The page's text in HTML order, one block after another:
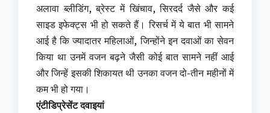
अलावा ब्लीडिंग, ब्रेस्ट में खिंचाव, सिरदर्द जैसे और कई
साइड इफेक्ट्स भी हो सकते हैं। रिसर्च में ये बात भी सामने
आई है कि ज्यादातर महिलाओं, जिन्होंने इन दवाओं का सेवन
किया था उनमें वजन बढ़ने जैसी कोई बात सामने नहीं आई
और जिन्हें इसकी शिकायत थी उनका वजन दो-तीन महीनों में
कम भी हो गया।
एंटीडिप्रेसेंट दवाइयां